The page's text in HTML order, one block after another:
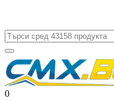
0